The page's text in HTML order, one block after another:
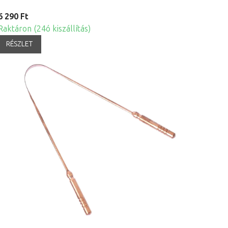
290 Ft
(24ó kiszállítás)
RÉSZLET